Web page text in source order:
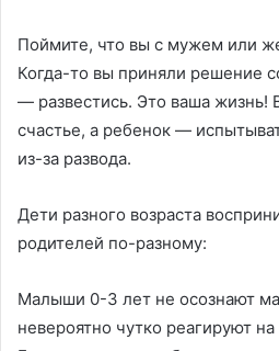
Поймите, что вы с мужем или
Когда-то вы приняли решение
— развестись. Это ваша жизнь!
счастье, а ребенок —
из-за развода.
Дети разного возраста
родителей по-разному:
Малыши 0-3 лет не осознают
невероятно чутко реагируют